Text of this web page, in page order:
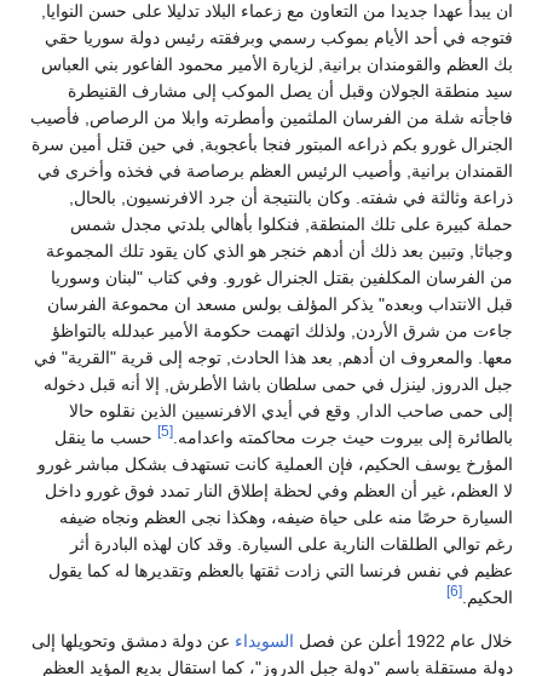
ان يبدأ عهدا جديدا من التعاون مع زعماء البلاد تدليلا على حسن النوايا,
فتوجه في أحد الأيام بموكب رسمي وبرفقته رئيس دولة سوريا حقي
بك العظم والقومندان برانية, لزيارة الأمير محمود الفاعور بني العباس
سيد منطقة الجولان وقبل أن يصل الموكب إلى مشارف القنيطرة
فاجأته شلة من الفرسان الملثمين وأمطرته وابلا من الرصاص, فأصيب
الجنرال غورو بكم ذراعه المبتور فنجا بأعجوبة, في حين قتل أمين سرة
القمندان برانية, وأصيب الرئيس العظم برصاصة في فخذه وأخرى في
ذراعة وثالثة في شفته. وكان بالنتيجة أن جرد الافرنسيون, بالحال,
حملة كبيرة على تلك المنطقة, فنكلوا بأهالي بلدتي مجدل شمس
وجباثا, وتبين بعد ذلك أن أدهم خنجر هو الذي كان يقود تلك المجموعة
من الفرسان المكلفين بقتل الجنرال غورو. وفي كتاب "لبنان وسوريا
قبل الانتداب وبعده" يذكر المؤلف بولس مسعد ان محموعة الفرسان
جاءت من شرق الأردن, ولذلك اتهمت حكومة الأمير عبدلله بالتواظؤ
معها. والمعروف ان أدهم, بعد هذا الحادث, توجه إلى قرية "القرية" في
جبل الدروز, لينزل في حمى سلطان باشا الأطرش, إلا أنه قبل دخوله
إلى حمى صاحب الدار, وقع في أيدي الافرنسيين الذين نقلوه حالا
بالطائرة إلى بيروت حيث جرت محاكمته واعدامه. [5]
حسب ما ينقل
المؤرخ يوسف الحكيم، فإن العملية كانت تستهدف بشكل مباشر غورو
لا العظم، غير أن العظم وفي لحظة إطلاق النار تمدد فوق غورو داخل
السيارة حرصًا منه على حياة ضيفه، وهكذا نجى العظم ونجاه ضيفه
رغم توالي الطلقات النارية على السيارة. وقد كان لهذه البادرة أثر
عظيم في نفس فرنسا التي زادت ثقتها بالعظم وتقديرها له كما يقول
الحكيم. [6]
خلال عام 1922 أعلن عن فصل السويداء عن دولة دمشق وتحويلها إلى
دولة مستقلة باسم "دولة جبل الدروز"، كما استقال بديع المؤيد العظم